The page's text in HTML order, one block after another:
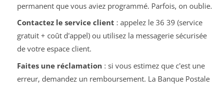
permanent que vous aviez programmé. Parfois, on oublie.
Contactez le service client : appelez le 36 39 (service
gratuit + coût d'appel) ou utilisez la messagerie sécurisée
de votre espace client.
Faites une réclamation : si vous estimez que c'est une
erreur, demandez un remboursement. La Banque Postale